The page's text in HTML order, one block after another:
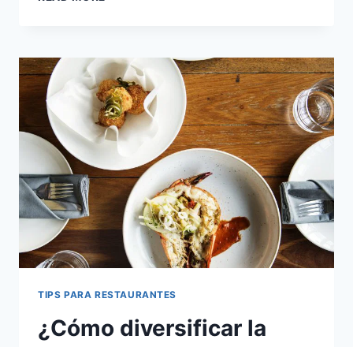
EXPERIENCIAS
ÚNICAS
EN
UN
RESTAURANTE
RENTABLE
TIPS PARA RESTAURANTES
¿Cómo diversificar la